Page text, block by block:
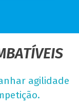
agilidade